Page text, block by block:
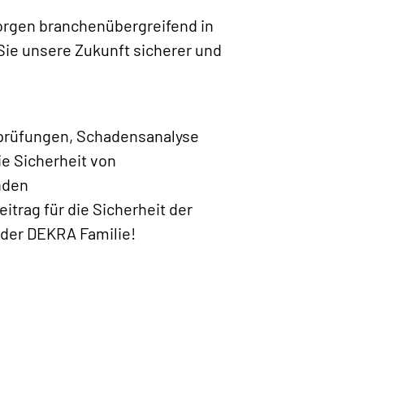
branchenübergreifend in
unsere Zukunft sicherer und
Schadensanalyse
Sicherheit von
für die Sicherheit der
DEKRA Familie!